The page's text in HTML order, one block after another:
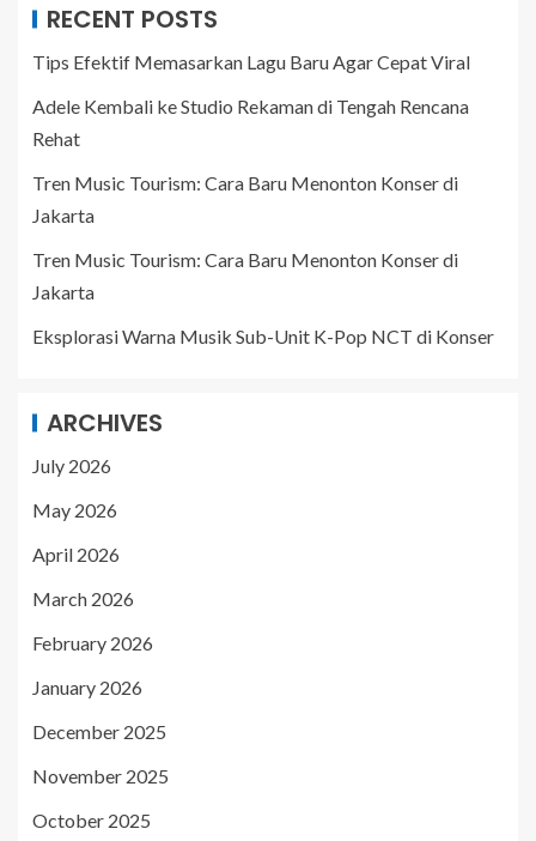
RECENT POSTS
Tips Efektif Memasarkan Lagu Baru Agar Cepat Viral
Adele Kembali ke Studio Rekaman di Tengah Rencana
Rehat
Tren Music Tourism: Cara Baru Menonton Konser di
Jakarta
Tren Music Tourism: Cara Baru Menonton Konser di
Jakarta
Eksplorasi Warna Musik Sub-Unit K-Pop NCT di Konser
ARCHIVES
July 2026
May 2026
April 2026
March 2026
February 2026
January 2026
December 2025
November 2025
October 2025